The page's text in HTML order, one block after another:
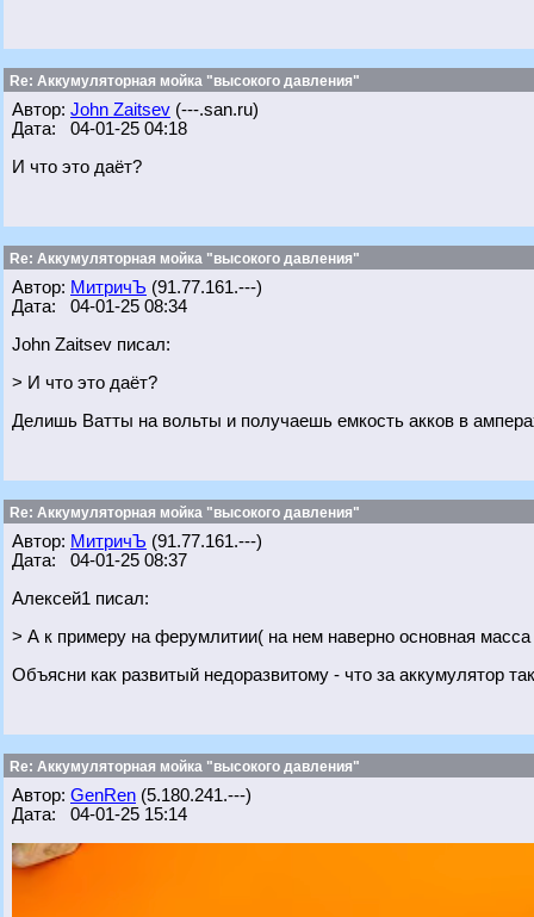
Re: Аккумуляторная мойка "высокого давления"
Автор: John Zaitsev (---.san.ru)
Дата: 04-01-25 04:18
И что это даёт?
Re: Аккумуляторная мойка "высокого давления"
Автор: МитричЪ (91.77.161.---)
Дата: 04-01-25 08:34
John Zaitsev писал:
> И что это даёт?
Делишь Ватты на вольты и получаешь емкость акков в
Re: Аккумуляторная мойка "высокого давления"
Автор: МитричЪ (91.77.161.---)
Дата: 04-01-25 08:37
Алексей1 писал:
> А к примеру на ферумлитии( на нем наверно основная
Объясни как развитый недоразвитому - что за аккумулятор
Re: Аккумуляторная мойка "высокого давления"
Автор: GenRen (5.180.241.---)
Дата: 04-01-25 15:14